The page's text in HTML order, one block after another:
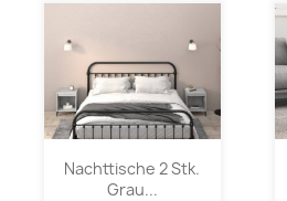
Nachttische 2 Stk.
Grau...